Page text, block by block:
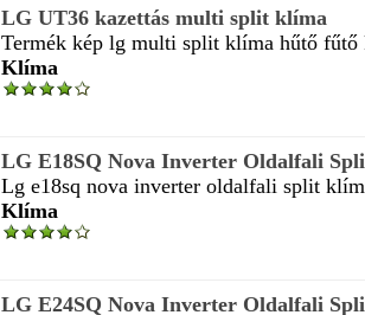
LG UT36 kazettás multi split klíma
Termék kép lg multi split klíma hűtő
Klíma
LG E18SQ Nova Inverter Oldalfali
Lg e18sq nova inverter oldalfali split
Klíma
LG E24SQ Nova Inverter Oldalfali